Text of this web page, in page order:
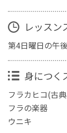
レッスン
第4日曜日の午
身につく
フラカヒコ(古
フラの楽器
ウニキ